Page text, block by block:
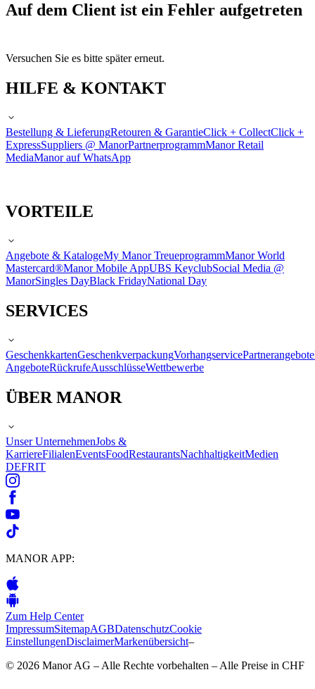
Auf dem Client ist ein Fehler aufgetreten
Versuchen Sie es bitte später erneut.
HILFE & KONTAKT
Bestellung & LieferungRetouren & GarantieClick + CollectClick +
ExpressSuppliers @ ManorPartnerprogrammManor Retail
MediaManor auf WhatsApp
VORTEILE
Angebote & KatalogeMy Manor TreueprogrammManor World
Mastercard®Manor Mobile AppUBS KeyclubSocial Media @
ManorSingles DayBlack FridayNational Day
SERVICES
GeschenkkartenGeschenkverpackungVorhangservicePartnerangebote
AngeboteRückrufeAusschlüsseWettbewerbe
ÜBER MANOR
Unser UnternehmenJobs &
KarriereFilialenEventsFoodRestaurantsNachhaltigkeitMedien
DEFRIT
MANOR APP:
Zum Help Center
ImpressumSitemapAGBDatenschutzCookie
EinstellungenDisclaimerMarkenübersicht–
© 2026 Manor AG – Alle Rechte vorbehalten – Alle Preise in CHF